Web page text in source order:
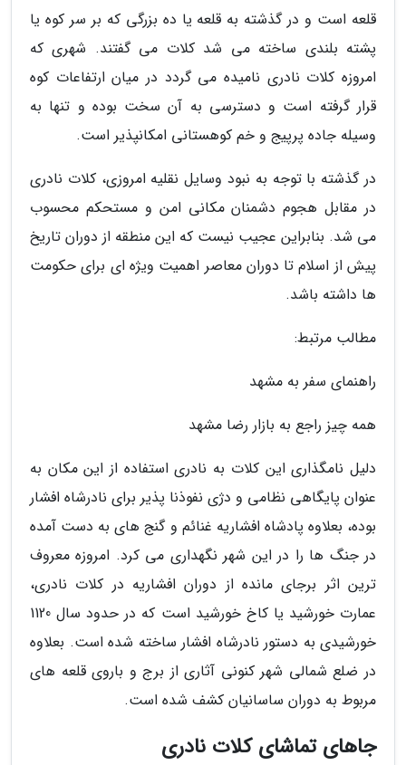
قلعه است و در گذشته به قلعه یا ده بزرگی که بر سر کوه یا
پشته بلندی ساخته می شد کلات می گفتند. شهری که
امروزه کلات نادری نامیده می گردد در میان ارتفاعات کوه
قرار گرفته است و دسترسی به آن سخت بوده و تنها به
وسیله جاده پرپیج و خم کوهستانی امکانپذیر است.
در گذشته با توجه به نبود وسایل نقلیه امروزی، کلات نادری
در مقابل هجوم دشمنان مکانی امن و مستحکم محسوب
می شد. بنابراین عجیب نیست که این منطقه از دوران تاریخ
پیش از اسلام تا دوران معاصر اهمیت ویژه ای برای حکومت
ها داشته باشد.
مطالب مرتبط:
راهنمای سفر به مشهد
همه چیز راجع به بازار رضا مشهد
دلیل نامگذاری این کلات به نادری استفاده از این مکان به
عنوان پایگاهی نظامی و دژی نفوذنا پذیر برای نادرشاه افشار
بوده، بعلاوه پادشاه افشاریه غنائم و گنج های به دست آمده
در جنگ ها را در این شهر نگهداری می کرد. امروزه معروف
ترین اثر برجای مانده از دوران افشاریه در کلات نادری،
عمارت خورشید یا کاخ خورشید است که در حدود سال 1120
خورشیدی به دستور نادرشاه افشار ساخته شده است. بعلاوه
در ضلع شمالی شهر کنونی آثاری از برج و باروی قلعه های
مربوط به دوران ساسانیان کشف شده است.
جاهای تماشای کلات نادری